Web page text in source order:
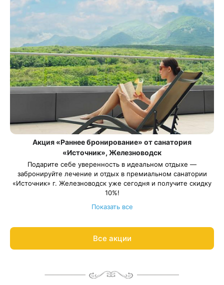
Акция «Раннее бронирование» от санатория
«Источник», Железноводск
Подарите себе уверенность в идеальном отдыхе —
забронируйте лечение и отдых в премиальном санатории
«Источник» г. Железноводск уже сегодня и получите скидку
10%!
26 декабря 2027, кроме периода с 01 мая — 10 мая 2027.
Показать все
Все акции